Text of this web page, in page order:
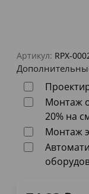
Артикул: RPX-
Монтаж
20% на
Монтаж